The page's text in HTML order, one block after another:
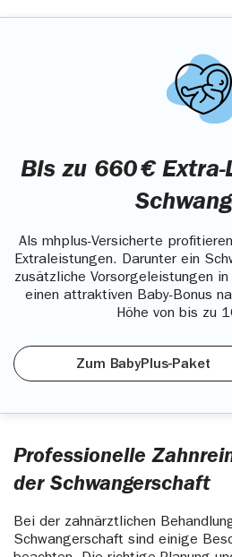
Bis zu 660 €
Als mhplus-Versicherte
Extraleistungen. Darunter ein
zusätzliche Vorsorgeleistungen
einen attraktiven Baby-Bonus
Höhe von bis zu
Zum BabyPlus-Paket
Professionelle
der Schwangerschaft
Bei der zahnärztlichen
Schwangerschaft sind einige